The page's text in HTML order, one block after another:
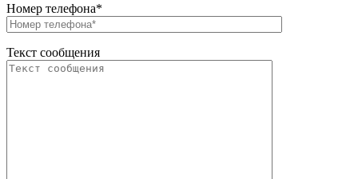
Номер телефона*
Текст сообщения